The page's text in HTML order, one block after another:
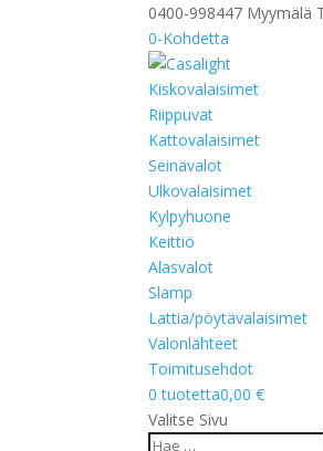
0400-998447 Myymälä
0-Kohdetta
Kiskovalaisimet
Riippuvat
Kattovalaisimet
Seinävalot
Ulkovalaisimet
Kylpyhuone
Keittiö
Alasvalot
Slamp
Lattia/pöytävalaisimet
Valonlähteet
Toimitusehdot
0 tuotetta0,00 €
Valitse Sivu